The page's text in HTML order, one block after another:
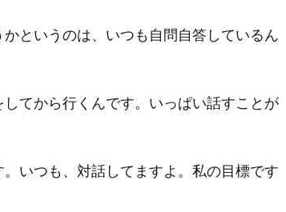
というのは、いつも自問自答しているん
てから行くんです。いっぱい話すことが
いつも、対話してますよ。私の目標です